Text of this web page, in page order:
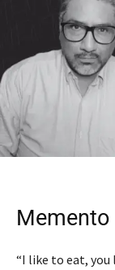
Memento
“I like to eat, you